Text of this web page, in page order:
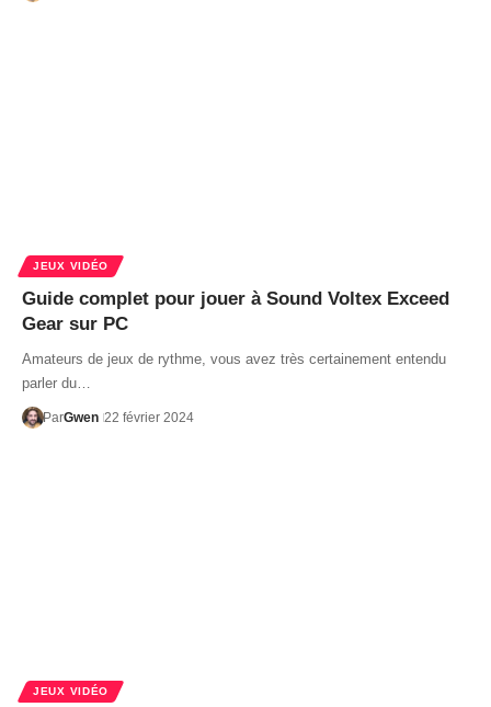
JEUX VIDÉO
Guide complet pour jouer à Sound Voltex Exceed
Gear sur PC
Amateurs de jeux de rythme, vous avez très certainement entendu
parler du…
ParGwen 22 février 2024
JEUX VIDÉO